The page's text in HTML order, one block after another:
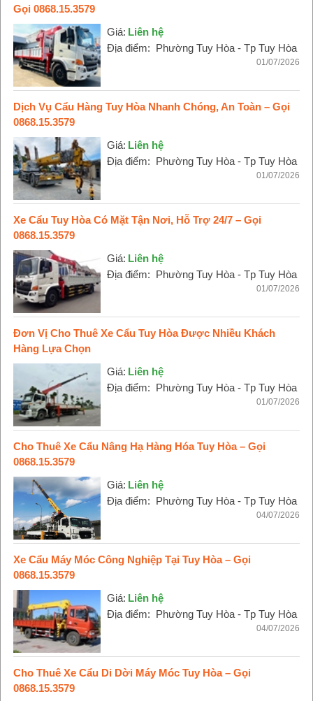
Gọi 0868.15.3579
Giá: Liên hệ
Địa điểm: Phường Tuy Hòa - Tp Tuy Hòa
01/07/2026
Dịch Vụ Cẩu Hàng Tuy Hòa Nhanh Chóng, An Toàn – Gọi
0868.15.3579
Giá: Liên hệ
Địa điểm: Phường Tuy Hòa - Tp Tuy Hòa
01/07/2026
Xe Cẩu Tuy Hòa Có Mặt Tận Nơi, Hỗ Trợ 24/7 – Gọi
0868.15.3579
Giá: Liên hệ
Địa điểm: Phường Tuy Hòa - Tp Tuy Hòa
01/07/2026
Đơn Vị Cho Thuê Xe Cẩu Tuy Hòa Được Nhiều Khách
Hàng Lựa Chọn
Giá: Liên hệ
Địa điểm: Phường Tuy Hòa - Tp Tuy Hòa
01/07/2026
Cho Thuê Xe Cẩu Nâng Hạ Hàng Hóa Tuy Hòa – Gọi
0868.15.3579
Giá: Liên hệ
Địa điểm: Phường Tuy Hòa - Tp Tuy Hòa
04/07/2026
Xe Cẩu Máy Móc Công Nghiệp Tại Tuy Hòa – Gọi
0868.15.3579
Giá: Liên hệ
Địa điểm: Phường Tuy Hòa - Tp Tuy Hòa
04/07/2026
Cho Thuê Xe Cẩu Di Dời Máy Móc Tuy Hòa – Gọi
0868.15.3579